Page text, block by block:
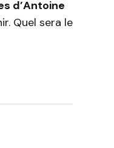
d’Antoine
Quel sera le